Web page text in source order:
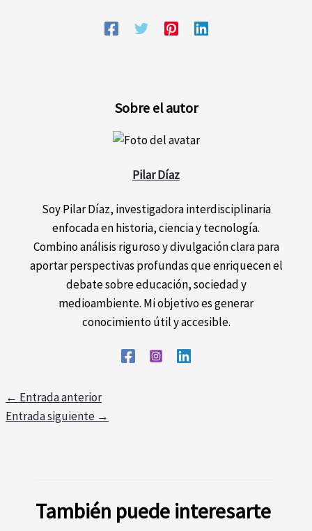
Sobre el autor
Pilar Díaz
Soy Pilar Díaz, investigadora interdisciplinaria
enfocada en historia, ciencia y tecnología.
Combino análisis riguroso y divulgación clara para
aportar perspectivas profundas que enriquecen el
debate sobre educación, sociedad y
medioambiente. Mi objetivo es generar
conocimiento útil y accesible.
← Entrada anterior
Entrada siguiente →
También puede interesarte